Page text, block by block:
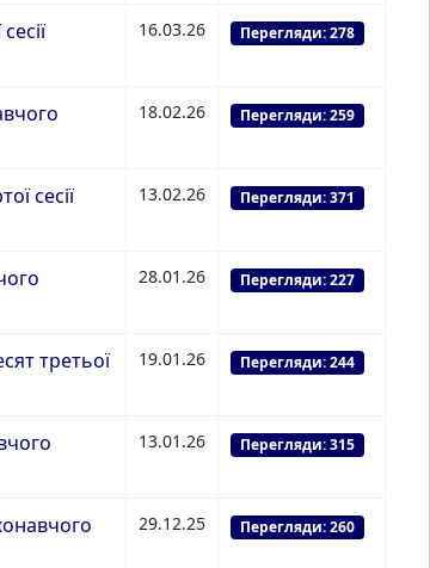
16.03.26 Перегляди: 278
18.02.26 Перегляди: 259
сесії
13.02.26 Перегляди: 371
28.01.26 Перегляди: 227
третьої
19.01.26 Перегляди: 244
13.01.26 Перегляди: 315
29.12.25 Перегляди: 260